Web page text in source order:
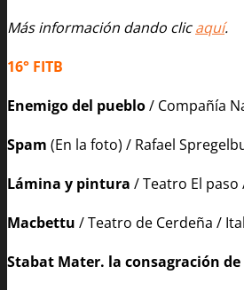
Más información dando clicaquí.
16° FITB
Enemigo del pueblo/ Compañía
Spam (En la foto) / Rafael
Lámina y pintura / Teatro El paso
Macbettu / Teatro de Cerdeña /
Stabat Mater. la consagración